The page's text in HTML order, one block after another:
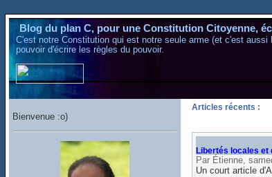
Blog du plan C, pour une Constitution Citoyenne,
C'est notre Constitution qui est notre seule arme (et c'est
pouvoir d'écrire les règles du pouvoir.
Bienvenue :o)
Articles récents :
Libertés locales
Par Étienne,
Un court article